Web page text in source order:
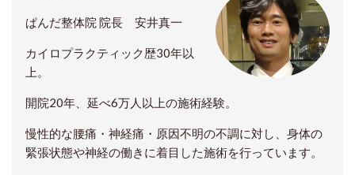
ぱんだ整体院 院長 安井真一
カイロプラクティック歴30年以
上。
開院20年、延べ6万人以上の施術経験。
慢性的な腰痛・神経痛・原因不明の不調に対し、身体の
緊張状態や神経の働きに着目した施術を行っています。